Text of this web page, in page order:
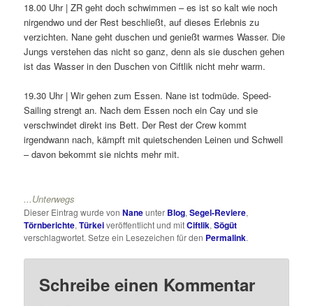
18.00 Uhr | ZR geht doch schwimmen – es ist so kalt wie noch
nirgendwo und der Rest beschließt, auf dieses Erlebnis zu
verzichten. Nane geht duschen und genießt warmes Wasser. Die
Jungs verstehen das nicht so ganz, denn als sie duschen gehen
ist das Wasser in den Duschen von Ciftlik nicht mehr warm.
19.30 Uhr | Wir gehen zum Essen. Nane ist todmüde. Speed-
Sailing strengt an. Nach dem Essen noch ein Cay und sie
verschwindet direkt ins Bett. Der Rest der Crew kommt
irgendwann nach, kämpft mit quietschenden Leinen und Schwell
– davon bekommt sie nichts mehr mit.
...Unterwegs
Dieser Eintrag wurde vonNaneunter Blog,Segel-Reviere,
Törnberichte,Türkeiveröffentlicht und mitCiftlik,Sögüt
verschlagwortet. Setze ein Lesezeichen für den Permalink.
Schreibe einen Kommentar